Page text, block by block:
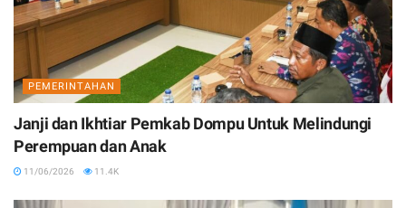
PEMERINTAHAN
Janji dan Ikhtiar Pemkab Dompu Untuk Melindungi
Perempuan dan Anak
11/06/2026 11.4K